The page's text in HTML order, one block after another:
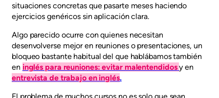
situaciones concretas que pasarte meses haciendo
ejercicios genéricos sin aplicación clara.
Algo parecido ocurre con quienes necesitan
desenvolverse mejor en reuniones o presentaciones, un
bloqueo bastante habitual del que hablábamos también
en inglés para reuniones: evitar malentendidos y en
entrevista de trabajo en inglés.